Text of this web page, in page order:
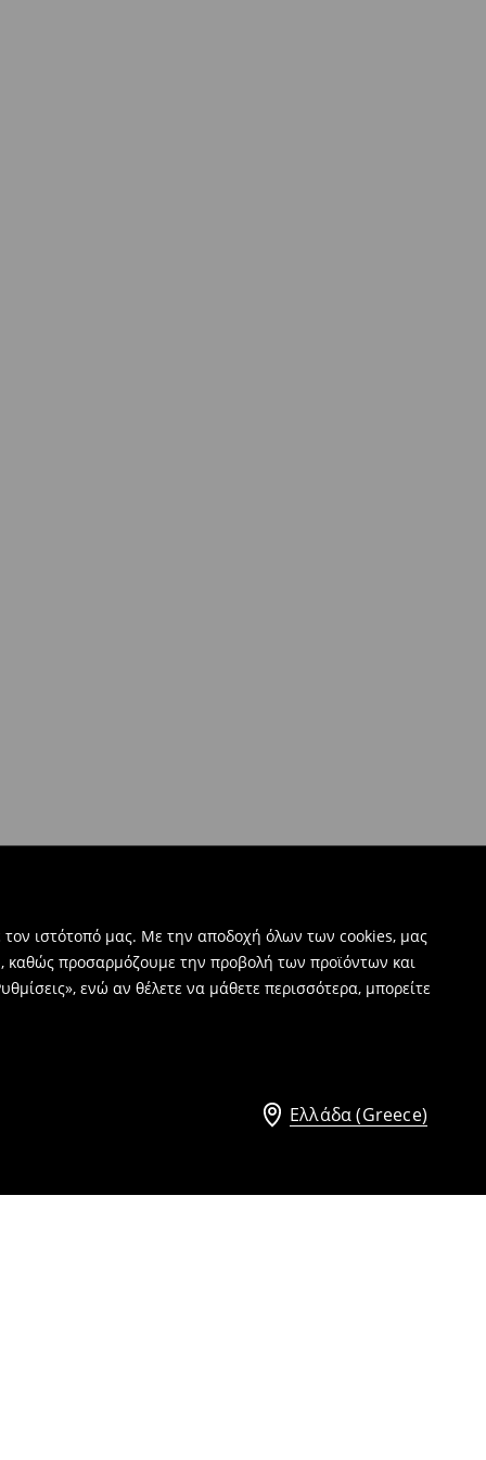
τον ιστότοπό μας. Με την αποδοχή όλων των cookies, μας
καθώς προσαρμόζουμε την προβολή των προϊόντων και
ενώ αν θέλετε να μάθετε περισσότερα, μπορείτε
Ελλάδα (Greece)